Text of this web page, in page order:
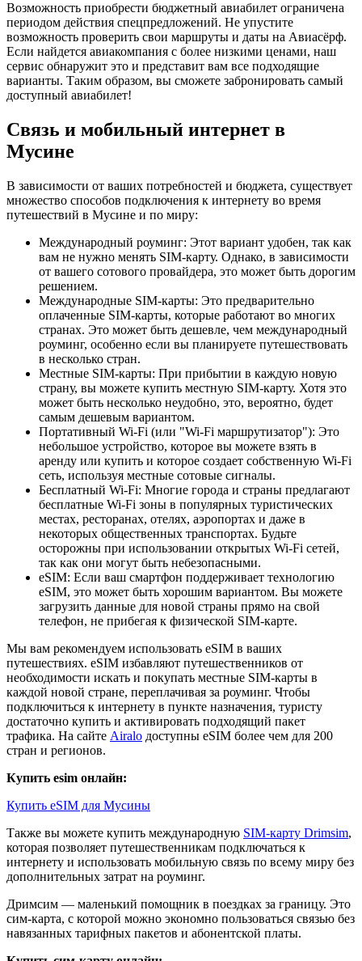
Возможность приобрести бюджетный авиабилет ограничена
периодом действия спецпредложений. Не упустите
возможность проверить свои маршруты и даты на Авиасёрф.
Если найдется авиакомпания с более низкими ценами, наш
сервис обнаружит это и представит вам все подходящие
варианты. Таким образом, вы сможете забронировать самый
доступный авиабилет!
Связь и мобильный интернет в
Мусине
В зависимости от ваших потребностей и бюджета, существует
множество способов подключения к интернету во время
путешествий в Мусине и по миру:
Международный роуминг: Этот вариант удобен, так как
вам не нужно менять SIM-карту. Однако, в зависимости
от вашего сотового провайдера, это может быть дорогим
решением.
Международные SIM-карты: Это предварительно
оплаченные SIM-карты, которые работают во многих
странах. Это может быть дешевле, чем международный
роуминг, особенно если вы планируете путешествовать
в несколько стран.
Местные SIM-карты: При прибытии в каждую новую
страну, вы можете купить местную SIM-карту. Хотя это
может быть несколько неудобно, это, вероятно, будет
самым дешевым вариантом.
Портативный Wi-Fi (или "Wi-Fi маршрутизатор"): Это
небольшое устройство, которое вы можете взять в
аренду или купить и которое создает собственную Wi-Fi
сеть, используя местные сотовые сигналы.
Бесплатный Wi-Fi: Многие города и страны предлагают
бесплатные Wi-Fi зоны в популярных туристических
местах, ресторанах, отелях, аэропортах и даже в
некоторых общественных транспортах. Будьте
осторожны при использовании открытых Wi-Fi сетей,
так как они могут быть небезопасными.
eSIM: Если ваш смартфон поддерживает технологию
eSIM, это может быть хорошим вариантом. Вы можете
загрузить данные для новой страны прямо на свой
телефон, не прибегая к физической SIM-карте.
Мы вам рекомендуем использовать eSIM в ваших
путешествиях. eSIM избавляют путешественников от
необходимости искать и покупать местные SIM-карты в
каждой новой стране, переплачивая за роуминг. Чтобы
подключиться к интернету в пункте назначения, туристу
достаточно купить и активировать подходящий пакет
трафика. На сайте Airalo доступны eSIM более чем для 200
стран и регионов.
Купить esim онлайн:
Купить eSIM для Мусины
Также вы можете купить международную SIM-карту Drimsim,
которая позволяет путешественникам подключаться к
интернету и использовать мобильную связь по всему миру без
дополнительных затрат на роуминг.
Дримсим — маленький помощник в поездках за границу. Это
сим-карта, с которой можно экономно пользоваться связью без
навязанных тарифных пакетов и абонентской платы.